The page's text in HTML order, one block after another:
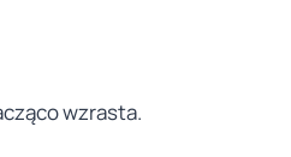
wzrasta.